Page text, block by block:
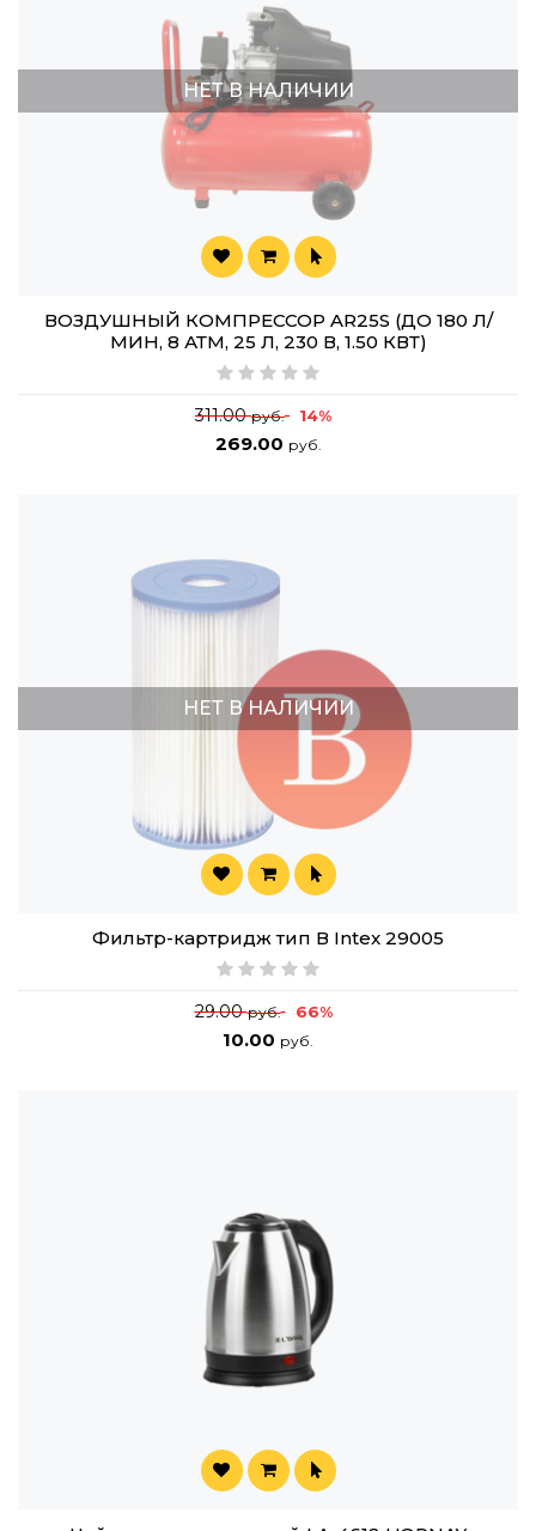
НЕТ В НАЛИЧИИ
ВОЗДУШНЫЙ КОМПРЕССОР AR25S (ДО 180 Л/
МИН, 8 АТМ, 25 Л, 230 В, 1.50 КВТ)
311.00руб. 14%
269.00 руб.
НЕТ В НАЛИЧИИ
Фильтр-картридж тип В Intex 29005
29.00руб. 66%
10.00 руб.